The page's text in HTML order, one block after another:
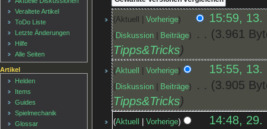
Aktuell Vorherige 15:59, 13.
Diskussion Beiträge
3.961
Tipps&Tricks
Aktuell Vorherige 15:55, 13.
Diskussion Beiträge
3.905
Tipps&Tricks
Aktuell Vorherige 14:48, 29.
Veraltete Artikel
ToDo Liste
Letzte Änderungen
Hilfe
Alle Seiten
Artikel
Helden
Items
Guides
Spielmechanik
Glossar